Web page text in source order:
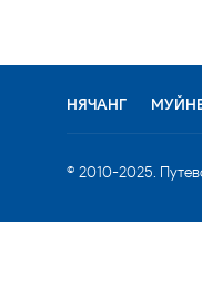
НЯЧАНГ
© 2010-2025.